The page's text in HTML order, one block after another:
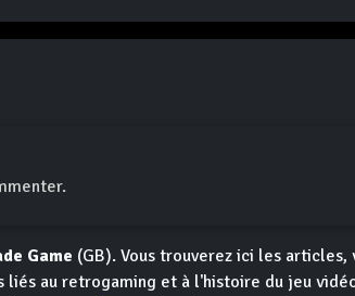
Game (GB). Vous trouverez ici les
liés au retrogaming et à l'histoire du jeu